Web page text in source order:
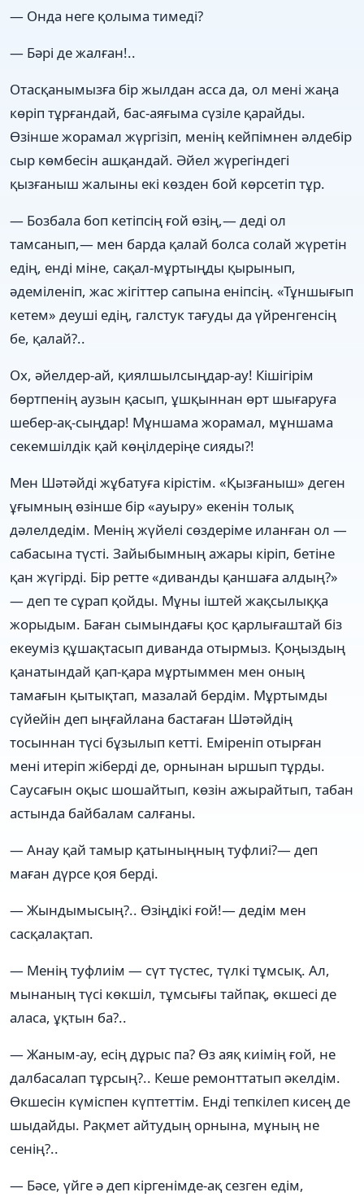
— Онда неге қолыма тимеді?
— Бәрі де жалған!..
Отасқанымызға бір жылдан асса да, ол мені жаңа
көріп тұрғандай, бас-аяғыма сүзіле қарайды.
Өзінше жорамал жүргізіп, менің кейпімнен әлдебір
сыр көмбесін ашқандай. Әйел жүрегіндегі
қызғаныш жалыны екі көзден бой көрсетіп тұр.
— Бозбала боп кетіпсің ғой өзің,— деді ол
тамсанып,— мен барда қалай болса солай жүретін
едің, енді міне, сақал-мұртыңды қырынып,
әдеміленіп, жас жігіттер сапына еніпсің. «Тұншығып
кетем» деуші едің, галстук тағуды да үйренгенсің
бе, қалай?..
Ох, әйелдер-ай, қиялшылсыңдар-ау! Кішігірім
бөртпенің аузын қасып, ұшқыннан өрт шығаруға
шебер-ақ-сыңдар! Мұншама жорамал, мұншама
секемшілдік қай көңілдеріңе сияды?!
Мен Шәтәйді жұбатуға кірістім. «Қызғаныш» деген
ұғымның өзінше бір «ауыру» екенін толық
дәлелдедім. Менің жүйелі сөздеріме иланған ол —
сабасына түсті. Зайыбымның ажары кіріп, бетіне
қан жүгірді. Бір ретте «диванды қаншаға алдың?»
— деп те сұрап қойды. Мұны іштей жақсылыққа
жорыдым. Баған сымындағы қос қарлығаштай біз
екеуміз құшақтасып диванда отырмыз. Қоңыздың
қанатындай қап-қара мұртыммен мен оның
тамағын қытықтап, мазалай бердім. Мұртымды
сүйейін деп ыңғайлана бастаған Шәтәйдің
тосыннан түсі бұзылып кетті. Еміреніп отырған
мені итеріп жіберді де, орнынан ыршып тұрды.
Саусағын оқыс шошайтып, көзін ажырайтып, табан
астында байбалам салғаны.
— Анау қай тамыр қатыныңның туфлиі?— деп
маған дүрсе қоя берді.
— Жындымысың?.. Өзіңдікі ғой!— дедім мен
сасқалақтап.
— Менің туфлиім — сүт түстес, түлкі тұмсық. Ал,
мынаның түсі көкшіл, тұмсығы тайпақ, өкшесі де
аласа, ұқтын ба?..
— Жаным-ау, есің дұрыс па? Өз аяқ киімің ғой, не
далбасалап тұрсың?.. Кеше ремонттатып әкелдім.
Өкшесін күміспен күптеттім. Енді тепкілеп кисең де
шыдайды. Рақмет айтудың орнына, мұның не
сенің?..
— Бәсе, үйге ә деп кіргенімде-ақ сезген едім,